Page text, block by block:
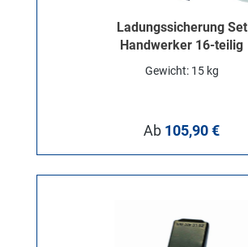
Ladungssicherung Set
Handwerker 16-teilig
Gewicht: 15 kg
Regulärer Preis:
Ab 105,90 €